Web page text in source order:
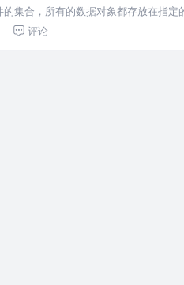
集合，所有的数据对象都存放在指
的速度就会变慢性能就会下降，这时
评论